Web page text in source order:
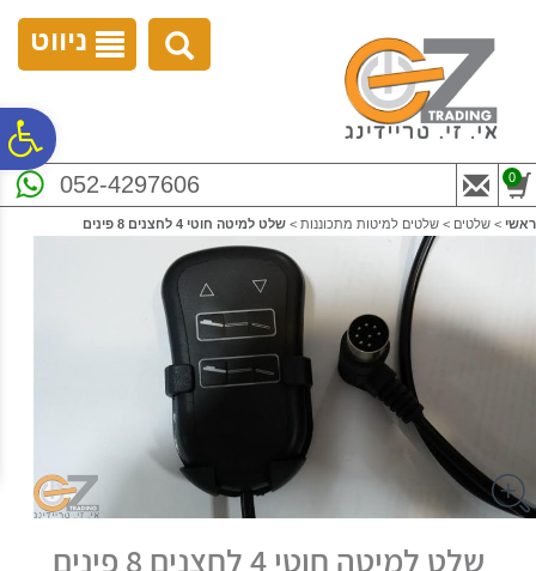
נגישות
ניווט
052-4297606 0
ראשי > שלטים > שלטים למיטות מתכוננות > שלט למיטה חוטי 4 לחצנים 8 פינים
שלט למיטה חוטי 4 לחצנים 8 פינים